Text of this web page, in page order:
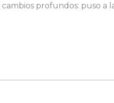
profundos: puso a